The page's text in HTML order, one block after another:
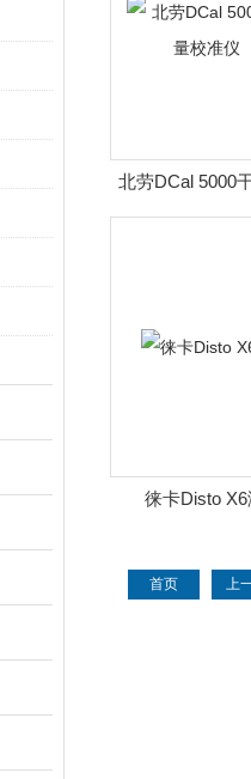
北劳DCal 5000
准仪（
徕卡Disto
首页 上